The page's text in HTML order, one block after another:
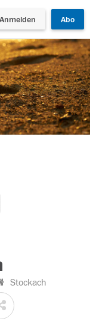
Anmelden Abo
Stockach